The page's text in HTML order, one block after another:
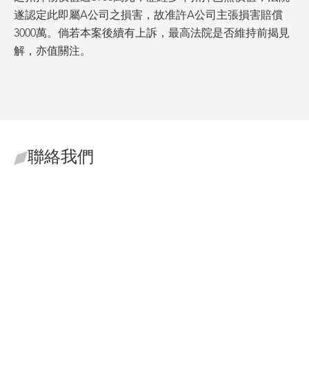
遂認定此即屬A公司之損害，故准許A公司主張損害賠償
3000萬。倘若本案後續有上訴，最高法院是否維持前揭見
解，亦值關注。
聯絡我們